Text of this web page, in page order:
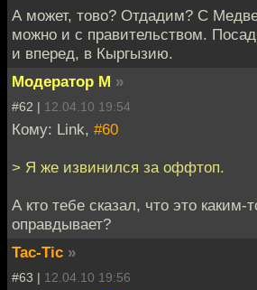
А может, тово? Отдадим? С
можно и с правительством.
и вперед, в Кыргызию.
Модератор М »
#62 | 12.04.10 19:54
Кому: Link, #60
> Я же извинился за оффтоп.
А кто тебе сказал, что это каким-
оправдывает?
Tac-Tic »
#63 | 12.04.10 19:56